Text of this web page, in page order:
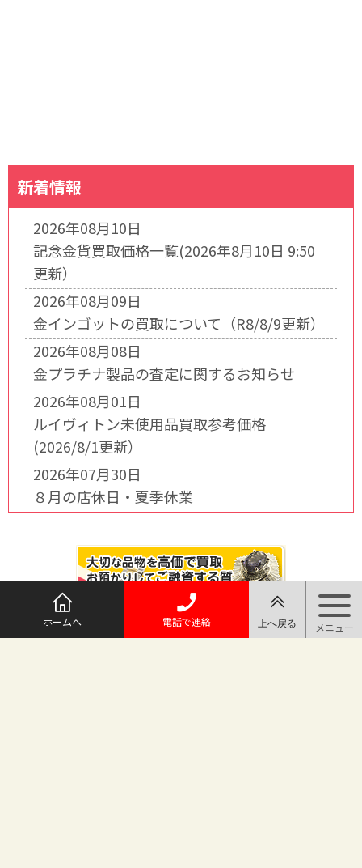
新着情報
2026年08月10日
記念金貨買取価格一覧(2026年8月10日 9:50
更新）
2026年08月09日
金インゴットの買取について（R8/8/9更新）
2026年08月08日
金プラチナ製品の査定に関するお知らせ
2026年08月01日
ルイヴィトン未使用品買取参考価格
(2026/8/1更新）
2026年07月30日
８月の店休日・夏季休業
ホームへ 電話で連絡